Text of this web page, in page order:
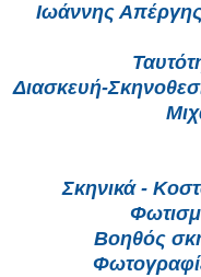
Ιωάννης
Διασκευή-
Σκηνικά -
Βοηθός